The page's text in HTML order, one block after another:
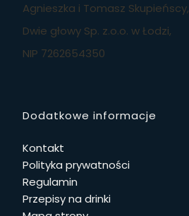
Agnieszka i Tomasz Skupieńscy,
Dwie głowy Sp. z.o.o. w Łodzi,
NIP 7262654350
Linki w stopce
Dodatkowe informacje
Kontakt
Polityka prywatności
Regulamin
Przepisy na drinki